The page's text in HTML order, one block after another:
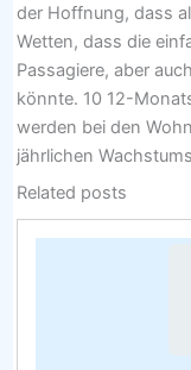
der Hoffnung, dass
Wetten, dass die
Passagiere, aber
könnte. 10 12-
werden bei den
jährlichen
Related posts